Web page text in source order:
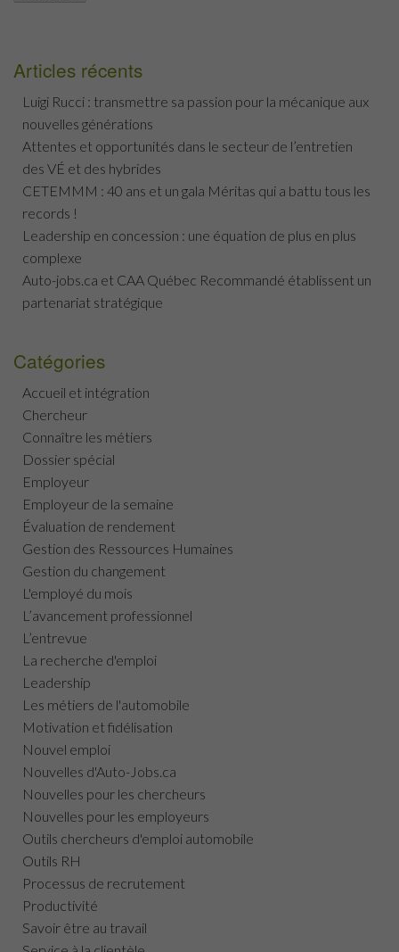
Articles récents
Luigi Rucci : transmettre sa passion pour la mécanique aux
nouvelles générations
Attentes et opportunités dans le secteur de l’entretien
des VÉ et des hybrides
CETEMMM : 40 ans et un gala Méritas qui a battu tous les
records !
Leadership en concession : une équation de plus en plus
complexe
Auto-jobs.ca et CAA Québec Recommandé établissent un
partenariat stratégique
Catégories
Accueil et intégration
Chercheur
Connaître les métiers
Dossier spécial
Employeur
Employeur de la semaine
Évaluation de rendement
Gestion des Ressources Humaines
Gestion du changement
L'employé du mois
L’avancement professionnel
L’entrevue
La recherche d'emploi
Leadership
Les métiers de l'automobile
Motivation et fidélisation
Nouvel emploi
Nouvelles d'Auto-Jobs.ca
Nouvelles pour les chercheurs
Nouvelles pour les employeurs
Outils chercheurs d'emploi automobile
Outils RH
Processus de recrutement
Productivité
Savoir être au travail